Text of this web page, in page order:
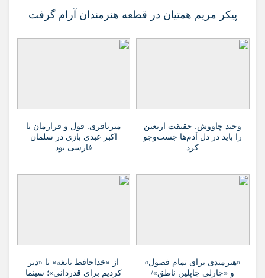
پیکر مریم همتیان در قطعه هنرمندان آرام گرفت
وحید چاووش: حقیقت اربعین
را باید در دل آدم‌ها جست‌وجو
کرد
میرباقری: قول و قرارمان با
اکبر عبدی بازی در سلمان
فارسی بود
«هنرمندی برای تمام فصول»
و «چارلی چاپلین ناطق»/
از «خداحافظ نابغه» تا «دیر
کردیم برای قدردانی»؛ سینما